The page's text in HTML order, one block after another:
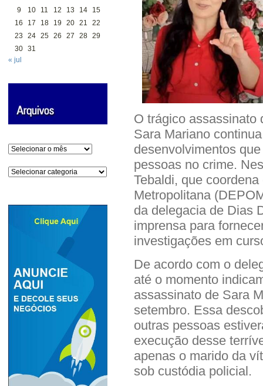
9
10 11 12 13 14
15
16
17 18 19 20 21
22
23
24 25 26 27 28 29
30 31
« jul
Arquivos
Categorias
O trágico assassinato
Sara Mariano
desenvolvimentos
pessoas no crime.
Tebaldi, que
Metropolitana
da delegacia de Dias
imprensa para
investigações em
De acordo com o
até o momento
assassinato de Sara
setembro. Essa
outras pessoas
execução desse
apenas o marido da
sob custódia policial.